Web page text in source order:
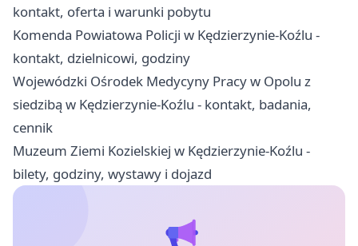
kontakt, oferta i warunki pobytu
Komenda Powiatowa Policji w Kędzierzynie-Koźlu -
kontakt, dzielnicowi, godziny
Wojewódzki Ośrodek Medycyny Pracy w Opolu z
siedzibą w Kędzierzynie-Koźlu - kontakt, badania,
cennik
Muzeum Ziemi Kozielskiej w Kędzierzynie-Koźlu -
bilety, godziny, wystawy i dojazd